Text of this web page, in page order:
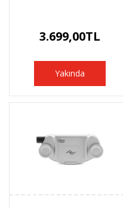
3.699,00TL
Yakında